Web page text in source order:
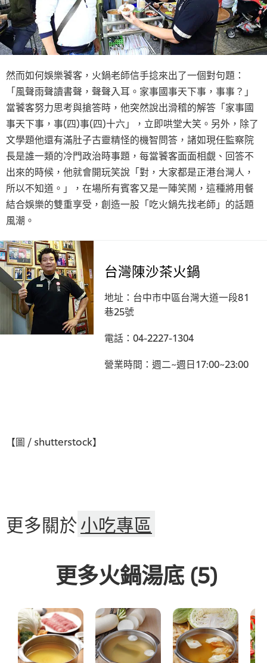
然而如何娛樂饕客，火鍋老師信手捻來出了一個對句題：
「風聲雨聲讀書聲，聲聲入耳。家事國事天下事，事事？」
當饕客努力思考與搶答時，他突然說出滑稽的解答「家事國
事天下事，事(四)事(四)十六」，立即哄堂大笑。另外，除了
文學題他還有滿肚子古靈精怪的機智問答，諸如現任監察院
長是誰一類的冷門政治時事題，每當饕客面面相覷、回答不
出來的時候，他就會開玩笑說「對，大家都是正港台灣人，
所以不知道。」，在場所有賓客又是一陣笑鬧，這種將用餐
結合娛樂的雙重享受，創造一股「吃火鍋先找老師」的話題
風潮。
台灣陳沙茶火鍋
地址：台中市中區台灣大道一段81
巷25號
電話：04-2227-1304
營業時間：週二~週日17:00~23:00
【圖 / shutterstock】
更多關於小吃專區
更多火鍋湯底(5)